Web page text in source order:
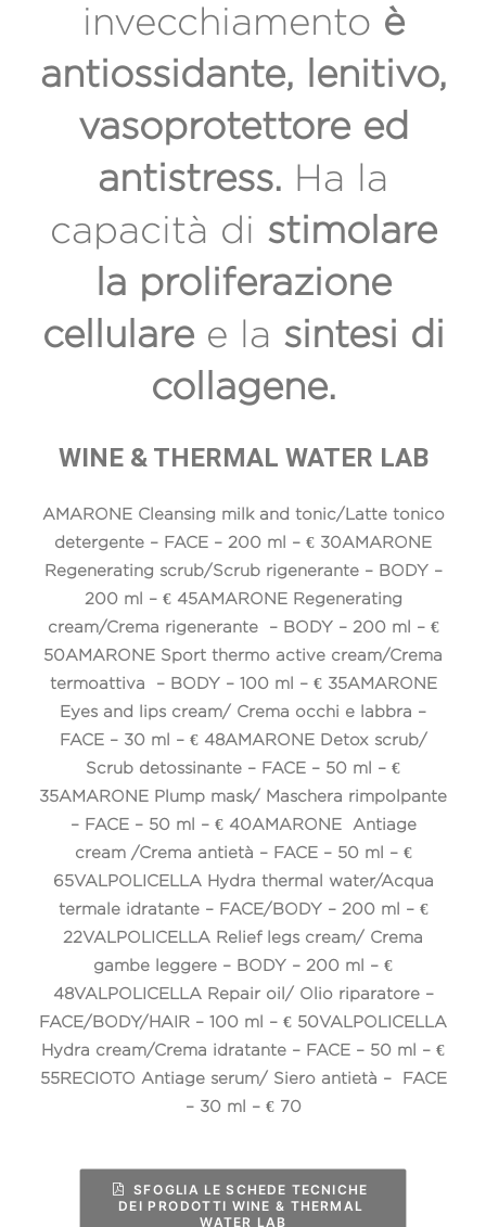
invecchiamento è
antiossidante, lenitivo,
vasoprotettore ed
antistress. Ha la
capacità di stimolare
la proliferazione
cellulare e la sintesi di
collagene.
WINE & THERMAL WATER LAB
AMARONE Cleansing milk and tonic/Latte tonico
detergente – FACE – 200 ml – € 30AMARONE
Regenerating scrub/Scrub rigenerante – BODY –
200 ml – € 45AMARONE Regenerating
cream/Crema rigenerante – BODY – 200 ml – €
50AMARONE Sport thermo active cream/Crema
termoattiva – BODY – 100 ml – € 35AMARONE
Eyes and lips cream/ Crema occhi e labbra –
FACE – 30 ml – € 48AMARONE Detox scrub/
Scrub detossinante – FACE – 50 ml – €
35AMARONE Plump mask/ Maschera rimpolpante
– FACE – 50 ml – € 40AMARONE Antiage
cream /Crema antietà – FACE – 50 ml – €
65VALPOLICELLA Hydra thermal water/Acqua
termale idratante – FACE/BODY – 200 ml – €
22VALPOLICELLA Relief legs cream/ Crema
gambe leggere – BODY – 200 ml – €
48VALPOLICELLA Repair oil/ Olio riparatore –
FACE/BODY/HAIR – 100 ml – € 50VALPOLICELLA
Hydra cream/Crema idratante – FACE – 50 ml – €
55RECIOTO Antiage serum/ Siero antietà – FACE
– 30 ml – € 70
SFOGLIA LE SCHEDE TECNICHE
DEI PRODOTTI WINE & THERMAL
WATER LAB